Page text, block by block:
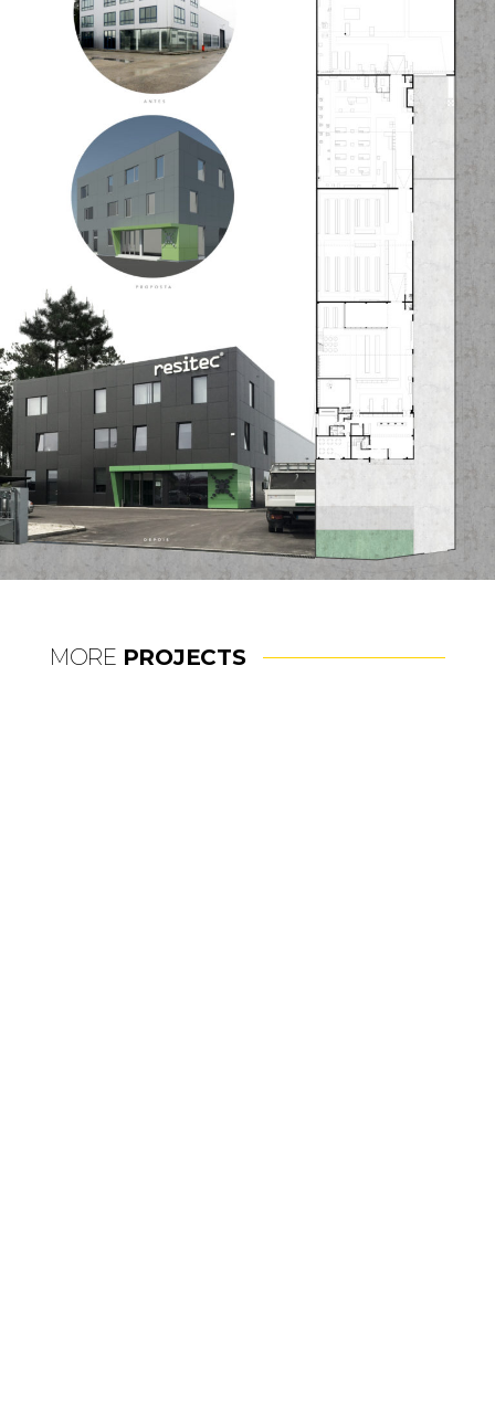
MORE PROJECTS